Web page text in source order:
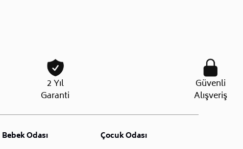
2 Yıl
Garanti
Güvenli
Alışveriş
Bebek Odası
Çocuk Odası